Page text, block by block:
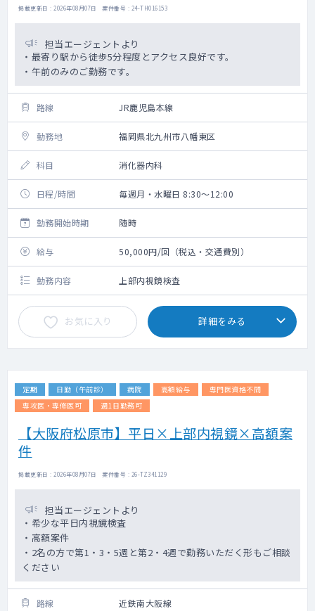
掲載更新日 : 2026年08月07日 案件番号 : 24-TH016153
担当エージェントより
・最寄り駅から徒歩5分程度とアクセス良好です。
・午前のみのご勤務です。
路線 JR鹿児島本線
勤務地 福岡県北九州市八幡東区
科目 消化器内科
日程/時間 毎週月・水曜日 8:30～12:00
勤務開始時期 随時
給与 50,000円/回（税込・交通費別）
勤務内容 上部内視鏡検査
お気に入り 詳細をみる
定期 日勤（午前診） 病院 高額給与
専門医資格不問
専攻医・専修医可
週1日勤務可
【大阪府松原市】平日×上部内視鏡×高額案
件
掲載更新日 : 2026年08月07日 案件番号 : 26-TZ341129
担当エージェントより
・希少な平日内視鏡検査
・高額案件
・2名の方で第1・3・5週と第2・4週で勤務いただく形もご相談
ください
路線 近鉄南大阪線